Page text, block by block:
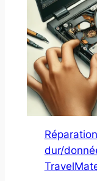
dur/